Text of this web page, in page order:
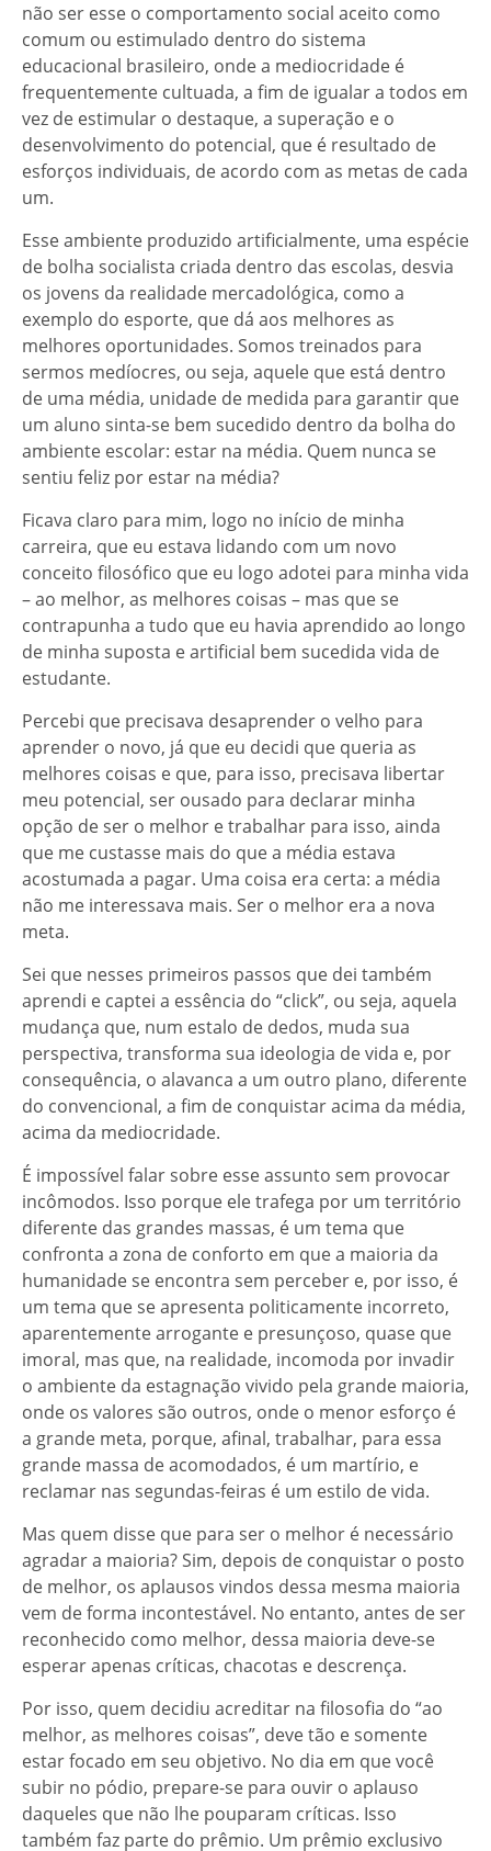
não ser esse o comportamento social aceito como
comum ou estimulado dentro do sistema
educacional brasileiro, onde a mediocridade é
frequentemente cultuada, a fim de igualar a todos em
vez de estimular o destaque, a superação e o
desenvolvimento do potencial, que é resultado de
esforços individuais, de acordo com as metas de cada
um.
Esse ambiente produzido artificialmente, uma espécie
de bolha socialista criada dentro das escolas, desvia
os jovens da realidade mercadológica, como a
exemplo do esporte, que dá aos melhores as
melhores oportunidades. Somos treinados para
sermos medíocres, ou seja, aquele que está dentro
de uma média, unidade de medida para garantir que
um aluno sinta-se bem sucedido dentro da bolha do
ambiente escolar: estar na média. Quem nunca se
sentiu feliz por estar na média?
Ficava claro para mim, logo no início de minha
carreira, que eu estava lidando com um novo
conceito filosófico que eu logo adotei para minha vida
– ao melhor, as melhores coisas – mas que se
contrapunha a tudo que eu havia aprendido ao longo
de minha suposta e artificial bem sucedida vida de
estudante.
Percebi que precisava desaprender o velho para
aprender o novo, já que eu decidi que queria as
melhores coisas e que, para isso, precisava libertar
meu potencial, ser ousado para declarar minha
opção de ser o melhor e trabalhar para isso, ainda
que me custasse mais do que a média estava
acostumada a pagar. Uma coisa era certa: a média
não me interessava mais. Ser o melhor era a nova
meta.
Sei que nesses primeiros passos que dei também
aprendi e captei a essência do “click”, ou seja, aquela
mudança que, num estalo de dedos, muda sua
perspectiva, transforma sua ideologia de vida e, por
consequência, o alavanca a um outro plano, diferente
do convencional, a fim de conquistar acima da média,
acima da mediocridade.
É impossível falar sobre esse assunto sem provocar
incômodos. Isso porque ele trafega por um território
diferente das grandes massas, é um tema que
confronta a zona de conforto em que a maioria da
humanidade se encontra sem perceber e, por isso, é
um tema que se apresenta politicamente incorreto,
aparentemente arrogante e presunçoso, quase que
imoral, mas que, na realidade, incomoda por invadir
o ambiente da estagnação vivido pela grande maioria,
onde os valores são outros, onde o menor esforço é
a grande meta, porque, afinal, trabalhar, para essa
grande massa de acomodados, é um martírio, e
reclamar nas segundas-feiras é um estilo de vida.
Mas quem disse que para ser o melhor é necessário
agradar a maioria? Sim, depois de conquistar o posto
de melhor, os aplausos vindos dessa mesma maioria
vem de forma incontestável. No entanto, antes de ser
reconhecido como melhor, dessa maioria deve-se
esperar apenas críticas, chacotas e descrença.
Por isso, quem decidiu acreditar na filosofia do “ao
melhor, as melhores coisas”, deve tão e somente
estar focado em seu objetivo. No dia em que você
subir no pódio, prepare-se para ouvir o aplauso
daqueles que não lhe pouparam críticas. Isso
também faz parte do prêmio. Um prêmio exclusivo